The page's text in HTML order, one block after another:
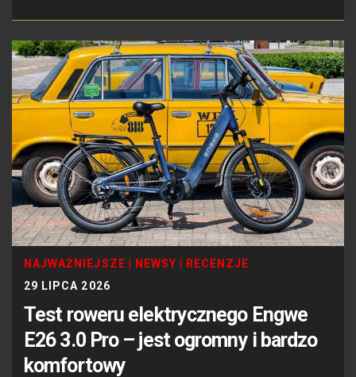
NAJWAŻNIEJSZE NEWSY
RECENZJE
29 LIPCA 2026
Test roweru elektrycznego Engwe
E26 3.0 Pro – jest ogromny i bardzo
komfortowy